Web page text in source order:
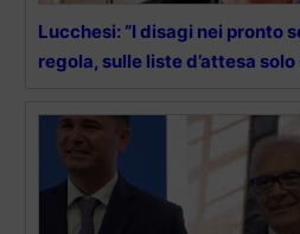
Lucchesi: “I disagi nei pronto
regola, sulle liste d’attesa